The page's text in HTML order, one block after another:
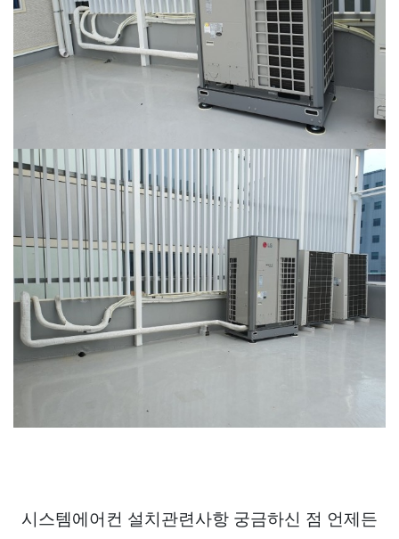
시스템에어컨 설치관련사항 궁금하신 점 언제든